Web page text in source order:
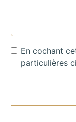
En cochant
particulières